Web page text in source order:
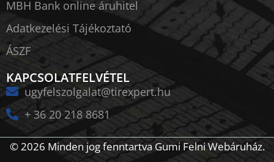
MBH Bank online áruhitel
Adatkezelési Tájékoztató
ÁSZF
KAPCSOLATFELVÉTEL
ugyfelszolgalat@tirexpert.hu
+ 36 20 218 8681
© 2026 Minden jog fenntartva Gumi Felni Webáruház.